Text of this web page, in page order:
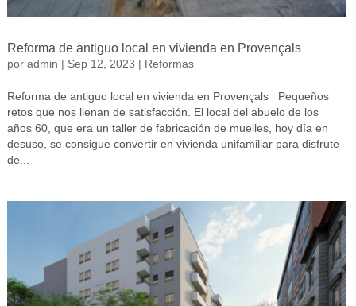
Reforma de antiguo local en vivienda en Provençals
por admin | Sep 12, 2023 | Reformas
Reforma de antiguo local en vivienda en Provençals Pequeños
retos que nos llenan de satisfacción. El local del abuelo de los
años 60, que era un taller de fabricación de muelles, hoy día en
desuso, se consigue convertir en vivienda unifamiliar para disfrute
de...